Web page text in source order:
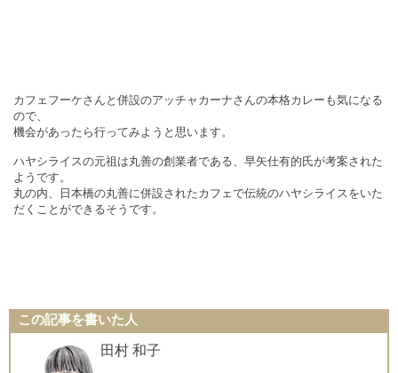
カフェフーケさんと併設のアッチャカーナさんの本格カレーも気になる
ので、
機会があったら行ってみようと思います。
ハヤシライスの元祖は丸善の創業者である、早矢仕有的氏が考案された
ようです。
丸の内、日本橋の丸善に併設されたカフェで伝統のハヤシライスをいた
だくことができるそうです。
この記事を書いた人
田村 和子